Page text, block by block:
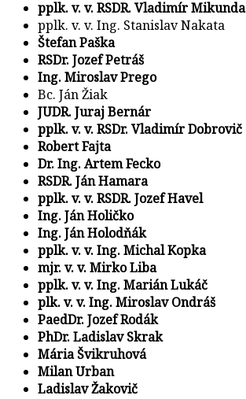
pplk. v. v. RSDR. Vladimír Mikunda
pplk. v. v. Ing. Stanislav Nakata
Štefan Paška
RSDr. Jozef Petráš
Ing. Miroslav Prego
Bc. Ján Žiak
JUDR. Juraj Bernár
pplk. v. v. RSDr. Vladimír Dobrovič
Robert Fajta
Dr. Ing. Artem Fecko
RSDR. Ján Hamara
pplk. v. v. RSDR. Jozef Havel
Ing. Ján Holičko
Ing. Ján Holodňák
pplk. v. v. Ing. Michal Kopka
mjr. v. v. Mirko Liba
pplk. v. v. Ing. Marián Lukáč
plk. v. v. Ing. Miroslav Ondráš
PaedDr. Jozef Rodák
PhDr. Ladislav Skrak
Mária Švikruhová
Milan Urban
Ladislav Žakovič